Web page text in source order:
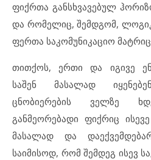
ფიქრთა განსხვავებულ
და რომელიც, შემდგომ,
ფერთა საკომუნიკაციო
თითქოს, ერთი და იგივე
საშენ მასალად
ცნობიერების ველზე
განმეორებადი ფიქრიც
მასალად და
საიმისოდ, რომ შემდეგ ისევ